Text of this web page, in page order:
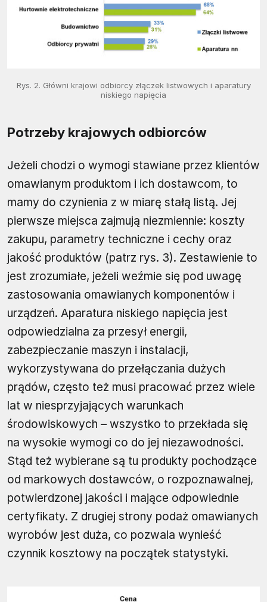
Rys. 2. Główni krajowi odbiorcy złączek listwowych i aparatury
niskiego napięcia
Potrzeby krajowych odbiorców
Jeżeli chodzi o wymogi stawiane przez klientów
omawianym produktom i ich dostawcom, to
mamy do czynienia z w miarę stałą listą. Jej
pierwsze miejsca zajmują niezmiennie: koszty
zakupu, parametry techniczne i cechy oraz
jakość produktów (patrz rys. 3). Zestawienie to
jest zrozumiałe, jeżeli weźmie się pod uwagę
zastosowania omawianych komponentów i
urządzeń. Aparatura niskiego napięcia jest
odpowiedzialna za przesył energii,
zabezpieczanie maszyn i instalacji,
wykorzystywana do przełączania dużych
prądów, często też musi pracować przez wiele
lat w niesprzyjających warunkach
środowiskowych – wszystko to przekłada się
na wysokie wymogi co do jej niezawodności.
Stąd też wybierane są tu produkty pochodzące
od markowych dostawców, o rozpoznawalnej,
potwierdzonej jakości i mające odpowiednie
certyfikaty. Z drugiej strony podaż omawianych
wyrobów jest duża, co pozwala wynieść
czynnik kosztowy na początek statystyki.